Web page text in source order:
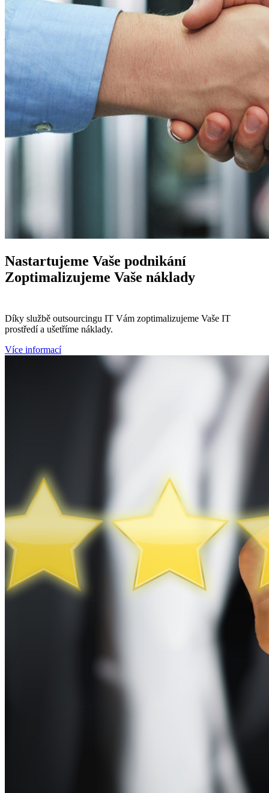
Nastartujeme Vaše podnikání
Zoptimalizujeme Vaše náklady
Díky službě outsourcingu IT Vám zoptimalizujeme Vaše IT
prostředí a ušetříme náklady.
Více informací